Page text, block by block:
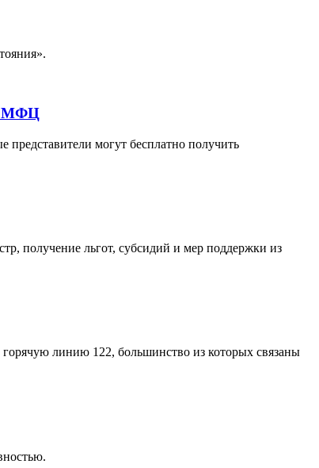
МФЦ
могут бесплатно получить
получение льгот, субсидий и мер поддержки из
линию 122, большинство из которых связаны